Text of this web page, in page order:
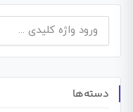
جستجو
دسته‌ها